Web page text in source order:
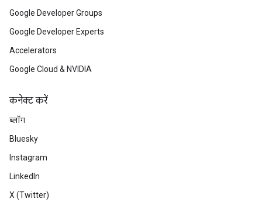
Google Developer Groups
Google Developer Experts
Accelerators
Google Cloud & NVIDIA
कनेक्ट करें
ब्लॉग
Bluesky
Instagram
LinkedIn
X (Twitter)